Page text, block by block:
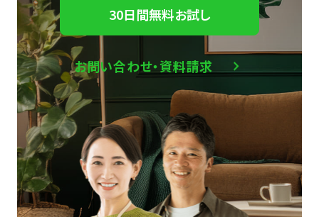
30日間無料お試し
お問い合わせ・資料請求